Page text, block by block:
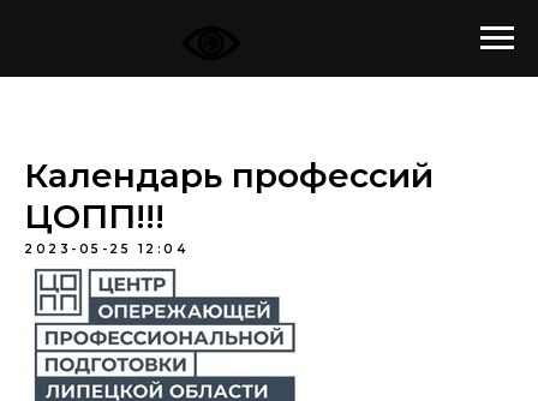
Календарь профессий
ЦОПП!!!
2023-05-25 12:04